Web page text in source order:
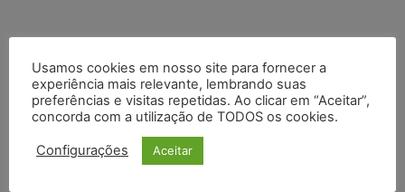
COMPARTILHE
Usamos cookies em nosso site para fornecer a
experiência mais relevante, lembrando suas
preferências e visitas repetidas. Ao clicar em “Aceitar”,
concorda com a utilização de TODOS os cookies.
Configurações Aceitar